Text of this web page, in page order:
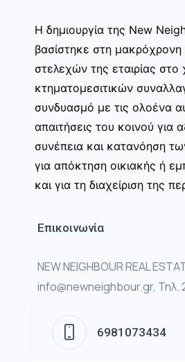
Η δημιουργία της New
βασίστηκε στη μακρόχρονη
στελεχών της εταιρίας
κτηματομεσιτικών
συνδυασμό με τις ολοένα
απαιτήσεις του κοινού για
συνέπεια και κατανόηση
για απόκτηση οικιακής ή
και για τη διαχείριση της
Επικοινωνία
NEW NEIGHBOUR REAL
info@newneighbour.gr, Τηλ.
6981073434